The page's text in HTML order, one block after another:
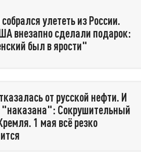
улететь из России.
внезапно сделали подарок:
был в ярости"
от русской нефти. И
"наказана": Сокрушительный
1 мая всё резко